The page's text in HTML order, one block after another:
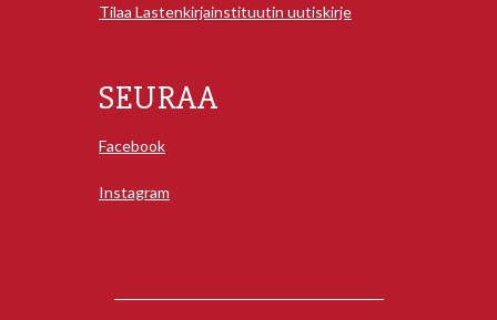
Tilaa Lastenkirjainstituutin uutiskirje
SEURAA
Facebook
Instagram